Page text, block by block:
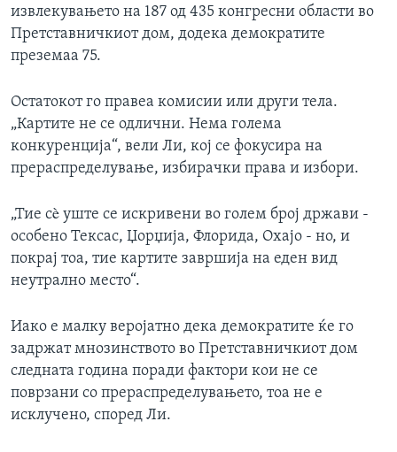
извлекувањето на 187 од 435 конгресни области во
Претставничкиот дом, додека демократите
преземаа 75.
Остатокот го правеа комисии или други тела.
„Картите не се одлични. Нема голема
конкуренција“, вели Ли, кој се фокусира на
прераспределување, избирачки права и избори.
„Тие сè уште се искривени во голем број држави -
особено Тексас, Џорџија, Флорида, Охајо - но, и
покрај тоа, тие картите завршија на еден вид
неутрално место“.
Иако е малку веројатно дека демократите ќе го
задржат мнозинството во Претставничкиот дом
следната година поради фактори кои не се
поврзани со прераспределувањето, тоа не е
исклучено, според Ли.